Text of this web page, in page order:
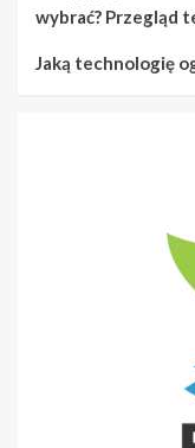
wybrać? Przegląd
Jaką technologię